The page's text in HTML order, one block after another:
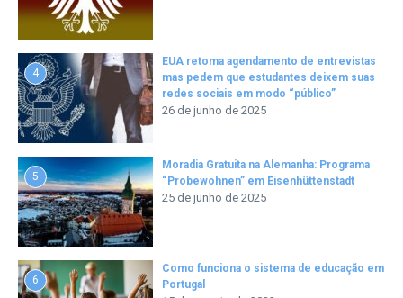
4
EUA retoma agendamento de entrevistas
mas pedem que estudantes deixem suas
redes sociais em modo “público”
26 de junho de 2025
5
Moradia Gratuita na Alemanha: Programa
“Probewohnen” em Eisenhüttenstadt
25 de junho de 2025
6
Como funciona o sistema de educação em
Portugal